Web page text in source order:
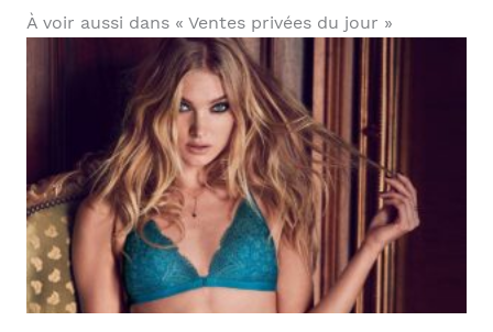
À voir aussi dans « Ventes privées du jour »